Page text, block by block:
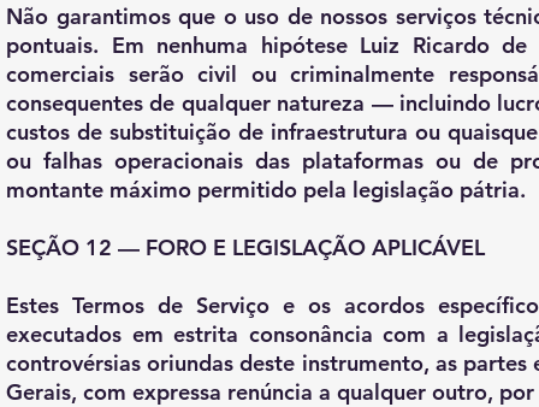
Não garantimos que o uso de nossos serviços
pontuais. Em nenhuma hipótese Luiz Ricardo
comerciais serão civil ou criminalmente
consequentes de qualquer natureza — incluindo
custos de substituição de infraestrutura ou
ou falhas operacionais das plataformas ou de
montante máximo permitido pela legislação pátria.
SEÇÃO 12 — FORO E LEGISLAÇÃO APLICÁVEL
Estes Termos de Serviço e os acordos
executados em estrita consonância com a
controvérsias oriundas deste instrumento, as
Gerais, com expressa renúncia a qualquer outro,